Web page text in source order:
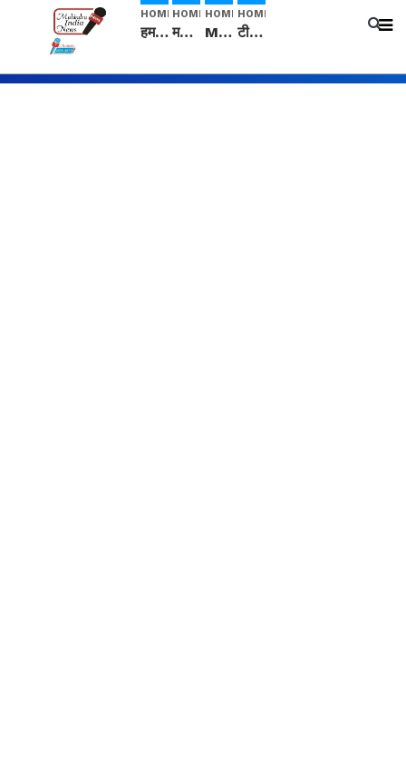
HOME
हम सनातनी..." सांसद kangana Ranaut से क्या बोली लड़की? Viral Jantar-Mantar | CJP protest
HOME
मनीषा हत्याकांड: हत्या, आत्महत्या या कोई बड़ा राज? | Full Story | Josh Haryana
HOME
Mangalsutra: हिंदू धर्म में शादी के बाद मंगलसूत्र क्यों पहनती है महिलाएं, किसने शुरु की ये परंपरा
HOME
टीम बीकेई ने एग्रीकल्चर ग्रेड की यूरिया खाद गट्टों में बदलकर टेक्निकल ग्रेड में बेचने वालों पर करवाई कार्रवाई: लखविंदर सिंह औलख